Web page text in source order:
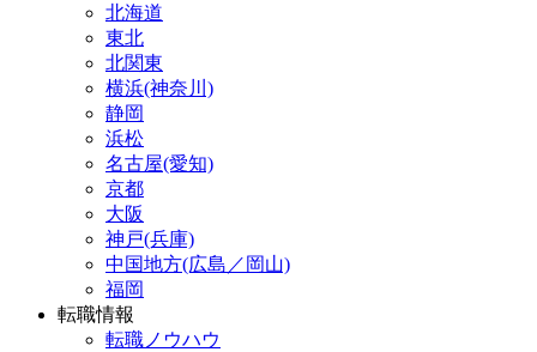
北海道
東北
北関東
横浜(神奈川)
静岡
浜松
名古屋(愛知)
京都
大阪
神戸(兵庫)
中国地方(広島／岡山)
福岡
転職情報
転職ノウハウ